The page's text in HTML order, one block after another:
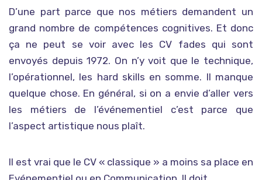
D’une part parce que nos métiers demandent un
grand nombre de compétences cognitives. Et donc
ça ne peut se voir avec les CV fades qui sont
envoyés depuis 1972. On n’y voit que le technique,
l’opérationnel, les hard skills en somme. Il manque
quelque chose. En général, si on a envie d’aller vers
les métiers de l’événementiel c’est parce que
l’aspect artistique nous plaît.
Il est vrai que le CV « classique » a moins sa place en